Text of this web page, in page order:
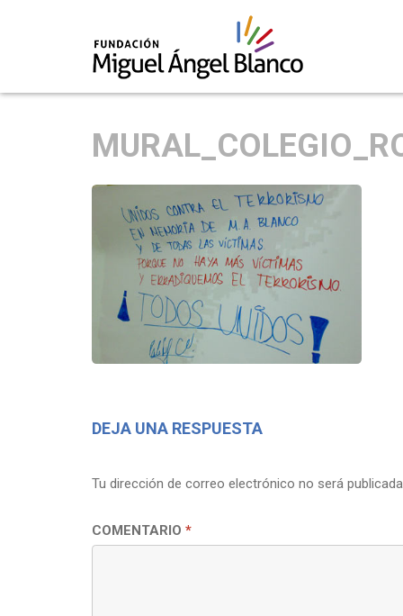
DEJA UNA RESPUESTA
Tu dirección de correo electrónico no será
COMENTARIO *